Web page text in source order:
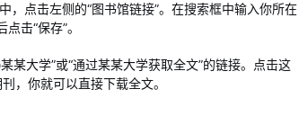
，点击左侧的“图书馆链接”。在搜索框中输入你所在
击“保存”。
某大学”或“通过某某大学获取全文”的链接。点击这
，你就可以直接下载全文。